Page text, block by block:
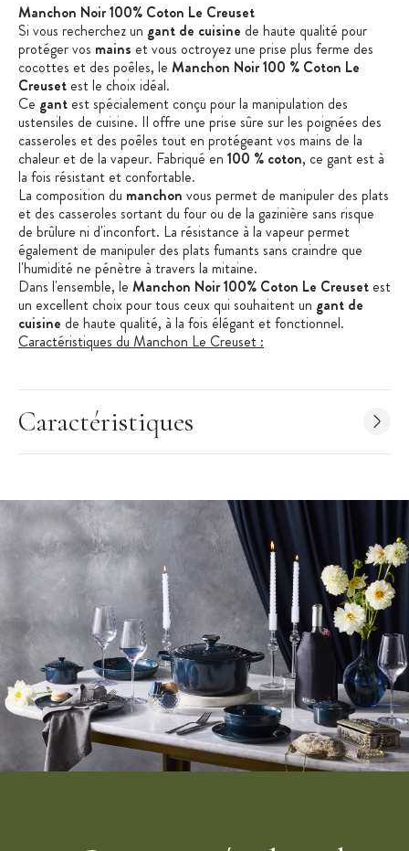
Manchon Noir 100% Coton Le Creuset
Si vous recherchez un gant de cuisine de haute qualité pour
protéger vos mains et vous octroyezune prise plus ferme des
cocottes et des poêles, le Manchon Noir 100 % Coton Le
Creuset est le choix idéal.
Ce gant est spécialement conçu pour la manipulation des
ustensiles de cuisine. Il offre une prise sûre sur les poignées des
casseroles et des poêles tout en protégeant vos mains de la
chaleur et de la vapeur. Fabriqué en 100 % coton, ce gant est à
la fois résistant et confortable.
La composition du manchon vous permet de manipuler des plats
et des casseroles sortant du four ou de la gazinière sans risque
de brûlure ni d'inconfort. La résistance à la vapeur permet
également de manipuler des plats fumants sans craindre que
l'humidité ne pénètre à travers la mitaine.
Dans l'ensemble, le Manchon Noir 100% Coton Le Creuset est
un excellent choix pour tous ceux qui souhaitent un gant de
cuisine de haute qualité, à la fois élégant et fonctionnel.
Caractéristiques du Manchon Le Creuset :
Taille : unique
Matière : coton
Largeur :18 cm
Hauteur : 1 cm
Entretien :Compatible machine à laver
Marque :
Le Creuset
Caractéristiques